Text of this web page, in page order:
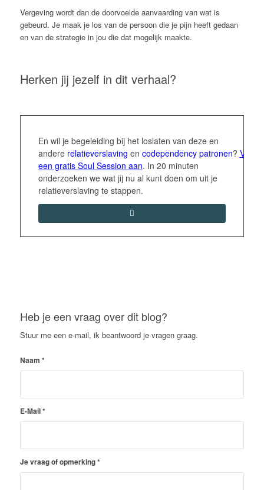
Vergeving wordt dan de doorvoelde aanvaarding van wat is
gebeurd. Je maak je los van de persoon die je pijn heeft gedaan
en van de strategie in jou die dat mogelijk maakte.
Herken jij jezelf in dit verhaal?
En wil je begeleiding bij het loslaten van deze en
andere relatieverslaving en codependency patronen? Vraag
een gratis Soul Session aan. In 20 minuten
onderzoeken we wat jij nu al kunt doen om uit je
relatieverslaving te stappen.
Heb je een vraag over dit blog?
Stuur me een e-mail, ik beantwoord je vragen graag.
Naam *
E-Mail*
Je vraag of opmerking*